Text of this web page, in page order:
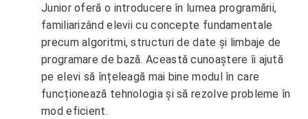
Junior oferă o introducere în lumea programării,
familiarizând elevii cu concepte fundamentale
precum algoritmi, structuri de date și limbaje de
programare de bază. Această cunoaștere îi ajută
pe elevi să înțeleagă mai bine modul în care
funcționează tehnologia și să rezolve probleme în
mod eficient.